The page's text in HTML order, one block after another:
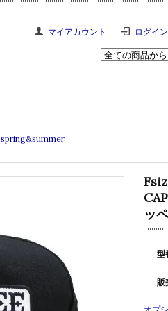
マイアカウント ログイン
spring&summer
ッ
型
販